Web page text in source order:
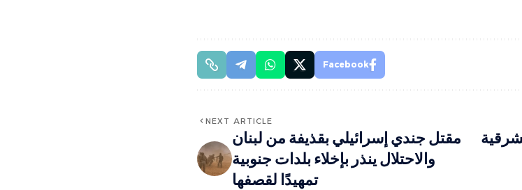
Facebook
NEXT ARTICLE
مقتل جندي إسرائيلي بقذيفة من لبنان
والاحتلال ينذر بإخلاء بلدات جنوبية
تمهيدًا لقصفها